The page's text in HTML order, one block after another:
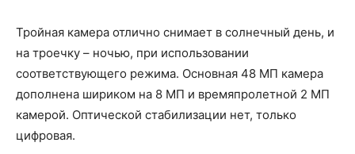
Тройная камера отлично снимает в солнечный день, и
на троечку – ночью, при использовании
соответствующего режима. Основная 48 МП камера
дополнена шириком на 8 МП и времяпролетной 2 МП
камерой. Оптической стабилизации нет, только
цифровая.